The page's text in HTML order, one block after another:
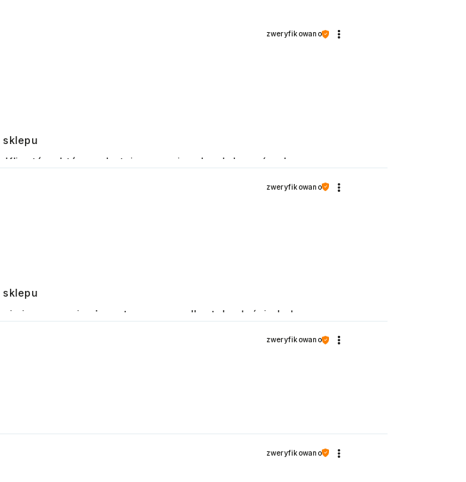
sklepu
którzy chętnie wracają, aby dokonać zakupu.
zweryfikowano
sklepu
cieszymy się, że w tym przypadku tak właśnie było.
zweryfikowano
zweryfikowano
zweryfikowano